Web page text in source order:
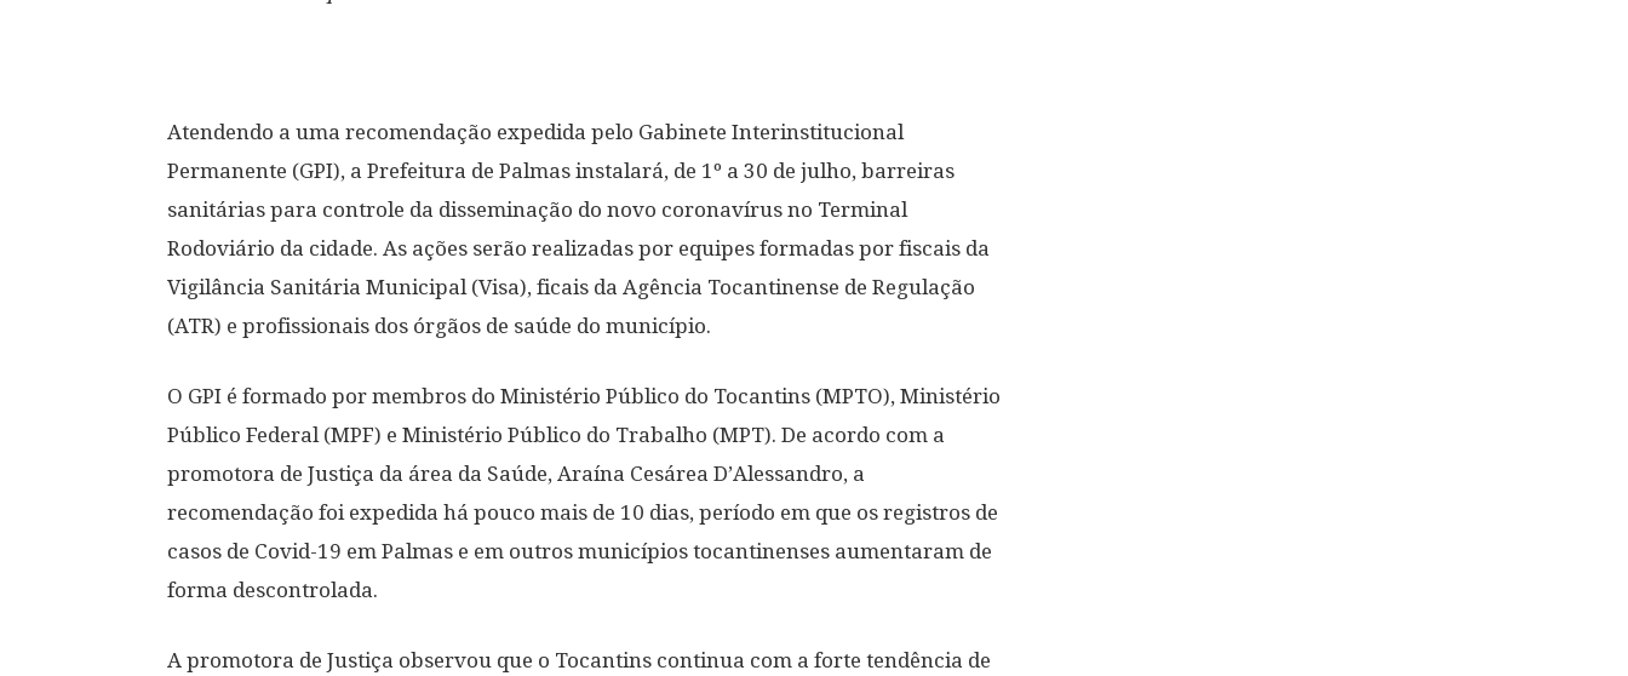
Atendendo a uma recomendação expedida pelo Gabinete Interinstitucional
Permanente (GPI), a Prefeitura de Palmas instalará, de 1º a 30 de julho, barreiras
sanitárias para controle da disseminação do novo coronavírus no Terminal
Rodoviário da cidade. As ações serão realizadas por equipes formadas por fiscais da
Vigilância Sanitária Municipal (Visa), ficais da Agência Tocantinense de Regulação
(ATR) e profissionais dos órgãos de saúde do município.
O GPI é formado por membros do Ministério Público do Tocantins (MPTO), Ministério
Público Federal (MPF) e Ministério Público do Trabalho (MPT). De acordo com a
promotora de Justiça da área da Saúde, Araína Cesárea D’Alessandro, a
recomendação foi expedida há pouco mais de 10 dias, período em que os registros de
casos de Covid-19 em Palmas e em outros municípios tocantinenses aumentaram de
forma descontrolada.
A promotora de Justiça observou que o Tocantins continua com a forte tendência de